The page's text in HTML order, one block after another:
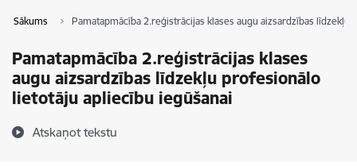
Sākums Pamatapmācība 2.reģistrācijas klases augu aizsardzības
Pamatapmācība 2.reģistrācijas klases
augu aizsardzības līdzekļu profesionālo
lietotāju apliecību iegūšanai
Atskaņot tekstu